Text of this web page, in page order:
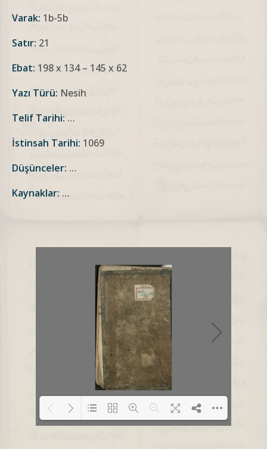
Varak: 1b-5b
Satır: 21
Ebat: 198 x 134 – 145 x 62
Yazı Türü: Nesih
Telif Tarihi: …
İstinsah Tarihi: 1069
Düşünceler: …
Kaynaklar: …